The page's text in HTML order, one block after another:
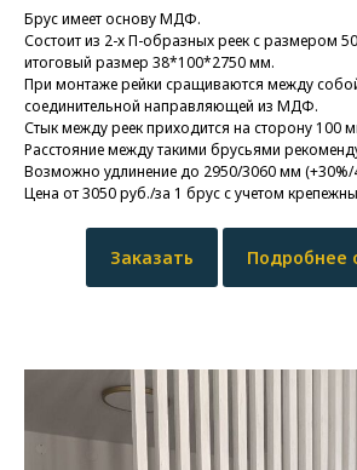
Брус имеет основу МДФ.
Состоит из 2-х П-образных реек с размером
итоговый размер 38*100*2750 мм.
При монтаже рейки сращиваются между
соединительной направляющей из МДФ.
Стык между реек приходится на сторону 100
Расстояние между такими брусьями
Возможно удлинение до 2950/3060 мм (+30%/
Цена от 3050 руб./за 1 брус с учетом
Заказать Подробнее